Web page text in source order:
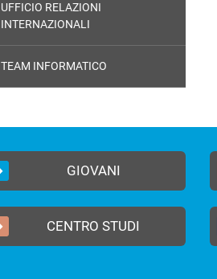
UFFICIO RELAZIONI
INTERNAZIONALI
TEAM INFORMATICO
GIOVANI
CENTRO STUDI